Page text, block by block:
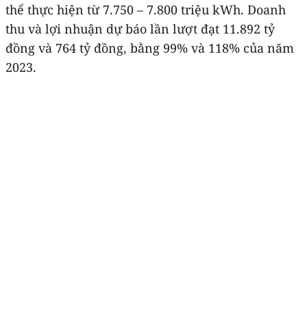
thể thực hiện từ 7.750 – 7.800 triệu kWh. Doanh
thu và lợi nhuận dự báo lần lượt đạt 11.892 tỷ
đồng và 764 tỷ đồng, bằng 99% và 118% của năm
2023.